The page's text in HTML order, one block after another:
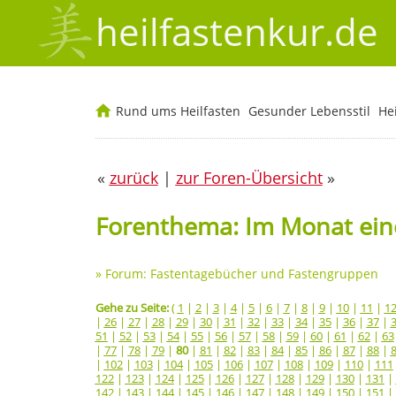
heilfastenkur.de
Rund ums Heilfasten Gesunder Lebensstil
« zurück| zur Foren-Übersicht»
Forenthema: Im Monat
» Forum: Fastentagebücher und Fastengruppen
Gehe zu Seite:( 1 | 2| 3| 4| 5| 6| 7| 8| 9| 10| 11 | 12
| 26| 27| 28| 29| 30| 31 | 32| 33| 34| 35| 36| 37|
51 | 52| 53| 54| 55| 56| 57| 58| 59| 60| 61 | 62| 63
| 77| 78| 79| 80| 81 | 82| 83| 84| 85| 86| 87| 88|
| 102| 103| 104| 105| 106| 107| 108| 109| 110| 111
122| 123| 124| 125| 126| 127| 128| 129| 130| 131 |
142| 143| 144| 145| 146| 147| 148| 149| 150| 151 |